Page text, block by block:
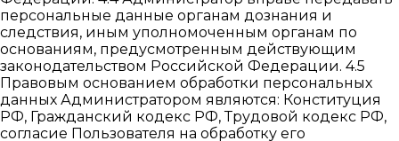
персональные данные органам дознания и
следствия, иным уполномоченным органам по
основаниям, предусмотренным действующим
законодательством Российской Федерации. 4.5
Правовым основанием обработки персональных
данных Администратором являются: Конституция
РФ, Гражданский кодекс РФ, Трудовой кодекс РФ,
согласие Пользователя на обработку его